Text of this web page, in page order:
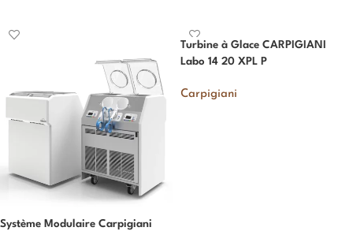
Système Modulaire Carpigiani
Turbine à Glace CARPIGIANI
Labo 14 20 XPL P
Carpigiani